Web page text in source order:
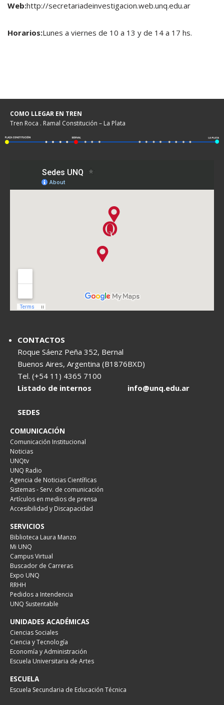
Web:http://secretariadeinvestigacion.web.unq.edu.ar
Horarios:Lunes a viernes de 10 a 13 y de 14 a 17 hs.
COMO LLEGAR EN TREN
Tren Roca . Ramal Constitución – La Plata
CONTACTOS
Roque Sáenz Peña 352, Bernal
Buenos Aires, Argentina (B1876BXD)
Tel. (+54 11) 4365 7100
Listado de internos
info@unq.edu.ar
SEDES
COMUNICACIÓN
Comunicación Institucional
Noticias
UNQtv
UNQ Radio
Agencia de Noticias Científicas
Sistemas - Serv. de comunicación
Artículos en medios de prensa
Accesibilidad y Discapacidad
SERVICIOS
Biblioteca Laura Manzo
Mi UNQ
Campus Virtual
Buscador de Carreras
Expo UNQ
RRHH
Pedidos a Intendencia
UNQ Sustentable
UNIDADES ACADÉMICAS
Ciencias Sociales
Ciencia y Tecnología
Economía y Administración
Escuela Universitaria de Artes
ESCUELA
Escuela Secundaria de Educación Técnica